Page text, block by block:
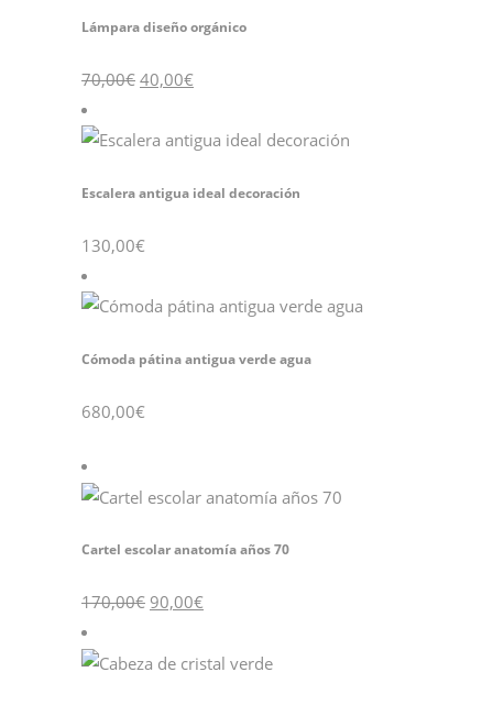
Lámpara diseño orgánico
70,00€ El
precio
70,00€.
40,00€precio
40,00€.
Escalera antigua ideal decoración
130,00€
Cómoda pátina antigua verde agua
680,00€
Cartel escolar anatomía años 70
170,00€ El
precio
170,00€.
90,00€precio
90,00€.